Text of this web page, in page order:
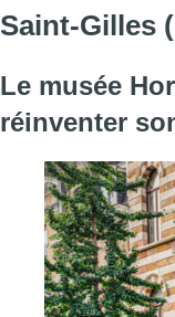
Saint-Gilles
Le musée
réinventer